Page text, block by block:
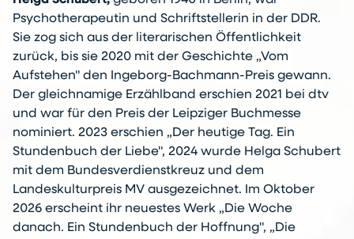
Psychotherapeutin und Schriftstellerin in der DDR.
Sie zog sich aus der literarischen Öffentlichkeit
zurück, bis sie 2020 mit der Geschichte „Vom
Aufstehen" den Ingeborg-Bachmann-Preis gewann.
Der gleichnamige Erzählband erschien 2021 bei dtv
und war für den Preis der Leipziger Buchmesse
nominiert. 2023 erschien „Der heutige Tag. Ein
Stundenbuch der Liebe", 2024 wurde Helga Schubert
mit dem Bundesverdienstkreuz und dem
Landeskulturpreis MV ausgezeichnet. Im Oktober
2026 erscheint ihr neuestes Werk „Die Woche
danach. Ein Stundenbuch der Hoffnung", „Die